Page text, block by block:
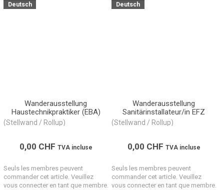
Deutsch
Wanderausstellung
Haustechnikpraktiker (EBA)
(Stellwand / Rollup)
0,00 CHF TVA incluse
Seuls les membres peuvent
commander cet article. Veuillez
vous connecter en tant que membre.
Deutsch
Wanderausstellung
Sanitärinstallateur/in EFZ
(Stellwand / Rollup)
0,00 CHF TVA incluse
Seuls les membres peuvent
commander cet article. Veuillez
vous connecter en tant que membre.